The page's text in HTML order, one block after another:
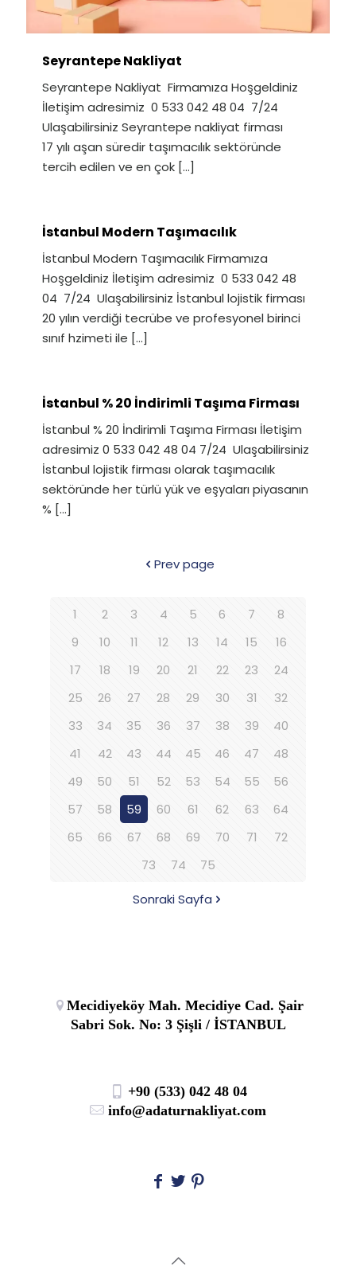
Seyrantepe Nakliyat
Seyrantepe Nakliyat Firmamıza Hoşgeldiniz
İletişim adresimiz 0 533 042 48 04 7/24
Ulaşabilirsiniz Seyrantepe nakliyat firması
17 yılı aşan süredir taşımacılık sektöründe
tercih edilen ve en çok […]
İstanbul Modern Taşımacılık
İstanbul Modern Taşımacılık Firmamıza
Hoşgeldiniz İletişim adresimiz 0 533 042 48
04 7/24 Ulaşabilirsiniz İstanbul lojistik firması
20 yılın verdiği tecrübe ve profesyonel birinci
sınıf hzimeti ile […]
İstanbul % 20 İndirimli Taşıma Firması
İstanbul % 20 İndirimli Taşıma Firması İletişim
adresimiz 0 533 042 48 04 7/24 Ulaşabilirsiniz
İstanbul lojistik firması olarak taşımacılık
sektöründe her türlü yük ve eşyaları piyasanın
% […]
Prev page
1 2 3 4 5 6 7
8
9
10 11 12 13 14 15
16
17
18 19 20 21 22 23
24
25
26 27 28 29 30 31
32
33
34 35 36 37 38 39
40
41
42 43 44 45 46 47
48
49
50 51 52 53 54 55
56
57
58 59 60 61 62 63
64
65
66 67 68 69 70 71
72
73
74 75
Sonraki Sayfa
Mecidiyeköy Mah. Mecidiye Cad. Şair
Sabri Sok. No: 3 Şişli / İSTANBUL
+90 (533) 042 48 04
info@adaturnakliyat.com